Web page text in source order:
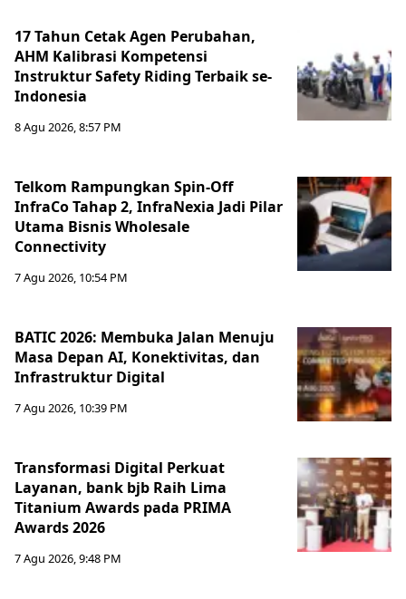
17 Tahun Cetak Agen Perubahan,
AHM Kalibrasi Kompetensi
Instruktur Safety Riding Terbaik se-
Indonesia
8 Agu 2026, 8:57 PM
Telkom Rampungkan Spin-Off
InfraCo Tahap 2, InfraNexia Jadi Pilar
Utama Bisnis Wholesale
Connectivity
7 Agu 2026, 10:54 PM
BATIC 2026: Membuka Jalan Menuju
Masa Depan AI, Konektivitas, dan
Infrastruktur Digital
7 Agu 2026, 10:39 PM
Transformasi Digital Perkuat
Layanan, bank bjb Raih Lima
Titanium Awards pada PRIMA
Awards 2026
7 Agu 2026, 9:48 PM